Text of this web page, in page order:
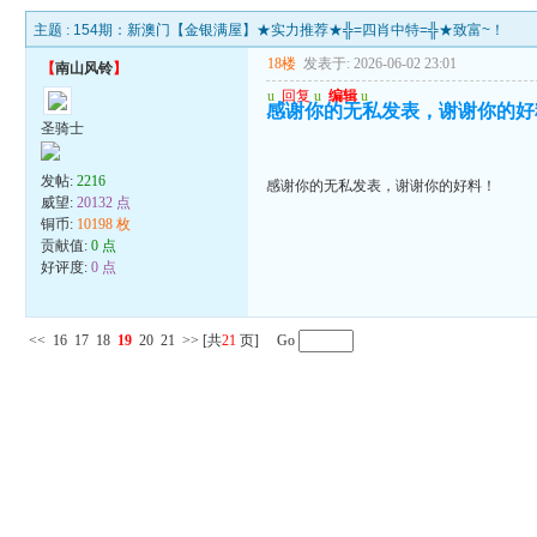
主题 : 154期：新澳门【金银满屋】★实力推荐★╬=四肖中特=╬★致富~！
【南山风铃】
圣骑士
发帖:2216
威望:20132 点
铜币: 10198 枚
贡献值:0 点
好评度:0 点
18楼 发表于: 2026-06-02 23:01
u 回复 u 编辑 u
感谢你的无私发表，谢谢你的
感谢你的无私发表，谢谢你的好料！
<< 16 17 18 19 20 21 >> [共21 页] Go